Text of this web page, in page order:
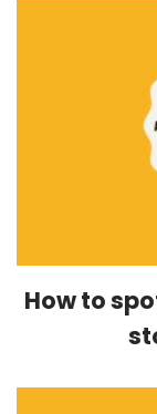
How to